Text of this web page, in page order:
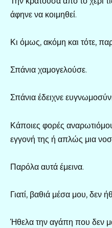
άφηνε να κοιμηθεί.
Κι όμως, ακόμη και τότε,
Σπάνια χαμογελούσε.
Σπάνια έδειχνε
Κάποιες φορές
εγγονή της ή απλώς μια
Παρόλα αυτά έμεινα.
Γιατί, βαθιά μέσα μου, δεν
Ήθελα την αγάπη που δεν